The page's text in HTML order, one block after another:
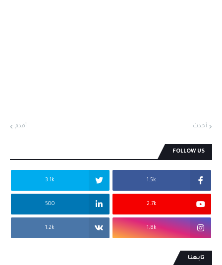
أحدث أقدم
FOLLOW US
1.5k
3.1k
2.7k
500
1.8k
1.2k
تابعنا